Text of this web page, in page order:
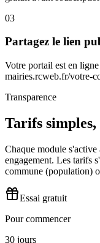
03
Partagez le lien
Votre portail est en
mairies.rcweb.fr/votre-
Transparence
Tarifs simples,
Chaque module s'active
engagement. Les tarifs
commune (population)
Essai gratuit
Pour commencer
30 jours